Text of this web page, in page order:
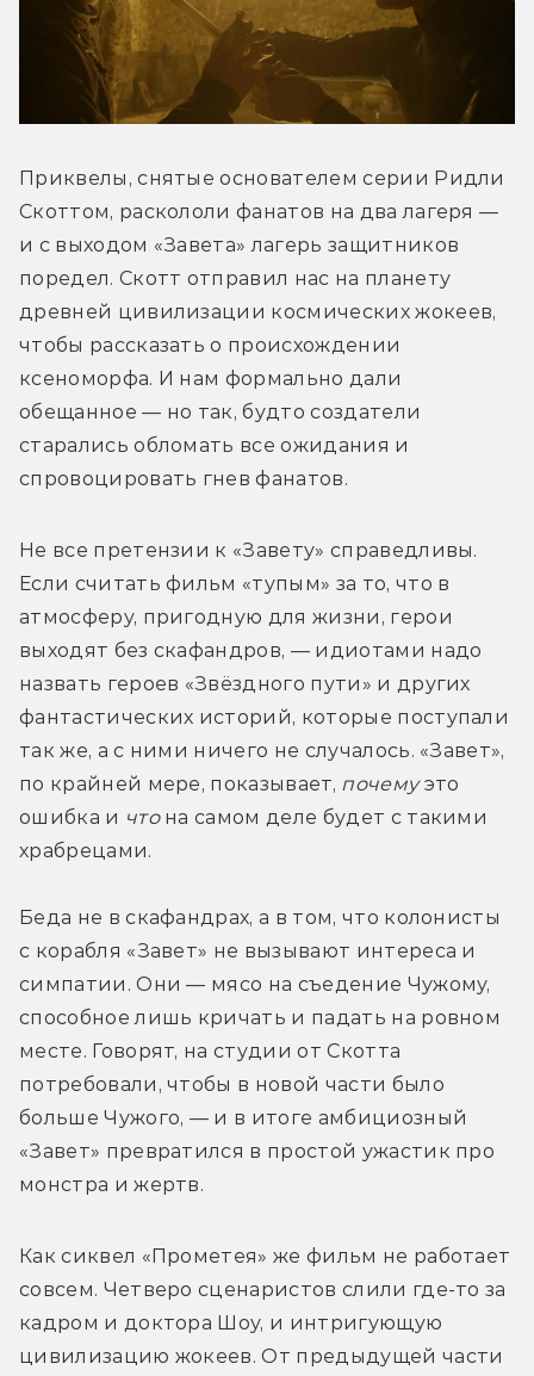
Приквелы, снятые основателем серии Ридли
Скоттом, раскололи фанатов на два лагеря —
и с выходом «Завета» лагерь защитников
поредел. Скотт отправил нас на планету
древней цивилизации космических жокеев,
чтобы рассказать о происхождении
ксеноморфа. И нам формально дали
обещанное — но так, будто создатели
старались обломать все ожидания и
спровоцировать гнев фанатов.
Не все претензии к «Завету» справедливы.
Если считать фильм «тупым» за то, что в
атмосферу, пригодную для жизни, герои
выходят без скафандров, — идиотами надо
назвать героев «Звёздного пути» и других
фантастических историй, которые поступали
так же, а с ними ничего не случалось. «Завет»,
по крайней мере, показывает, почему это
ошибка и что на самом деле будет с такими
храбрецами.
Беда не в скафандрах, а в том, что колонисты
с корабля «Завет» не вызывают интереса и
симпатии. Они — мясо на съедение Чужому,
способное лишь кричать и падать на ровном
месте. Говорят, на студии от Скотта
потребовали, чтобы в новой части было
больше Чужого, — и в итоге амбициозный
«Завет» превратился в простой ужастик про
монстра и жертв.
Как сиквел «Прометея» же фильм не работает
совсем. Четверо сценаристов слили где-то за
кадром и доктора Шоу, и интригующую
цивилизацию жокеев. От предыдущей части